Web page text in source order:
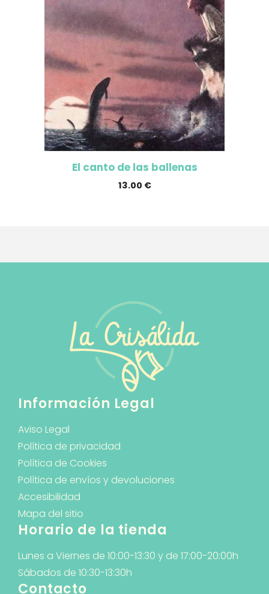
El canto de las ballenas
13.00 €
Información Legal
Aviso Legal
Política de privacidad
Política de Cookies
Política de envíos y devoluciones
Accesibilidad
Mapa del sitio
Horario de la tienda
Lunes a Viernes de 10:00-13:30 y de 17:00-20:00h
Sábados de 10:30-13:30h
Contacto